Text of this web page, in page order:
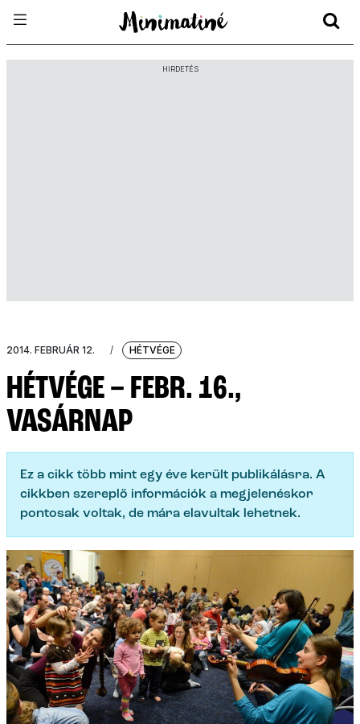
HIRDETÉS
2014. FEBRUÁR 12. / HÉTVÉGE
HÉTVÉGE – FEBR. 16.,
VASÁRNAP
Ez a cikk több mint egy éve került publikálásra. A
cikkben szereplő információk a megjelenéskor
pontosak voltak, de mára elavultak lehetnek.